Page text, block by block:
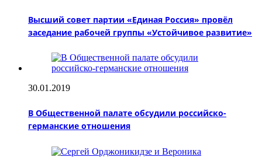
Высший совет партии «Единая Россия» провёл
заседание рабочей группы «Устойчивое развитие»
30.01.2019
В Общественной палате обсудили российско-
германские отношения